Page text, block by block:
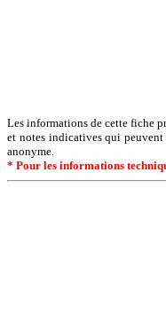
Les informations de cette fiche
et notes indicatives qui peuvent
anonyme.
* Pour les informations